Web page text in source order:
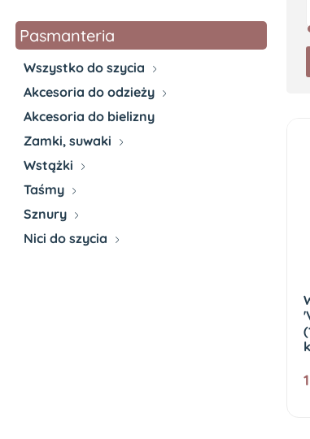
Pasmanteria
Wszystko do szycia
Akcesoria do odzieży
Akcesoria do bielizny
Zamki, suwaki
Wstążki
Taśmy
Sznury
Nici do szycia